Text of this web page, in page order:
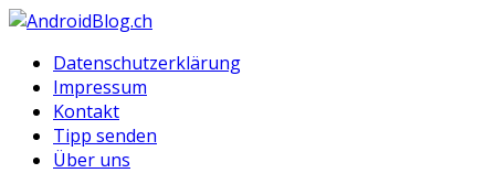
Menu
MenuDatenschutzerklärung
Impressum
Kontakt
Tipp senden
Über uns